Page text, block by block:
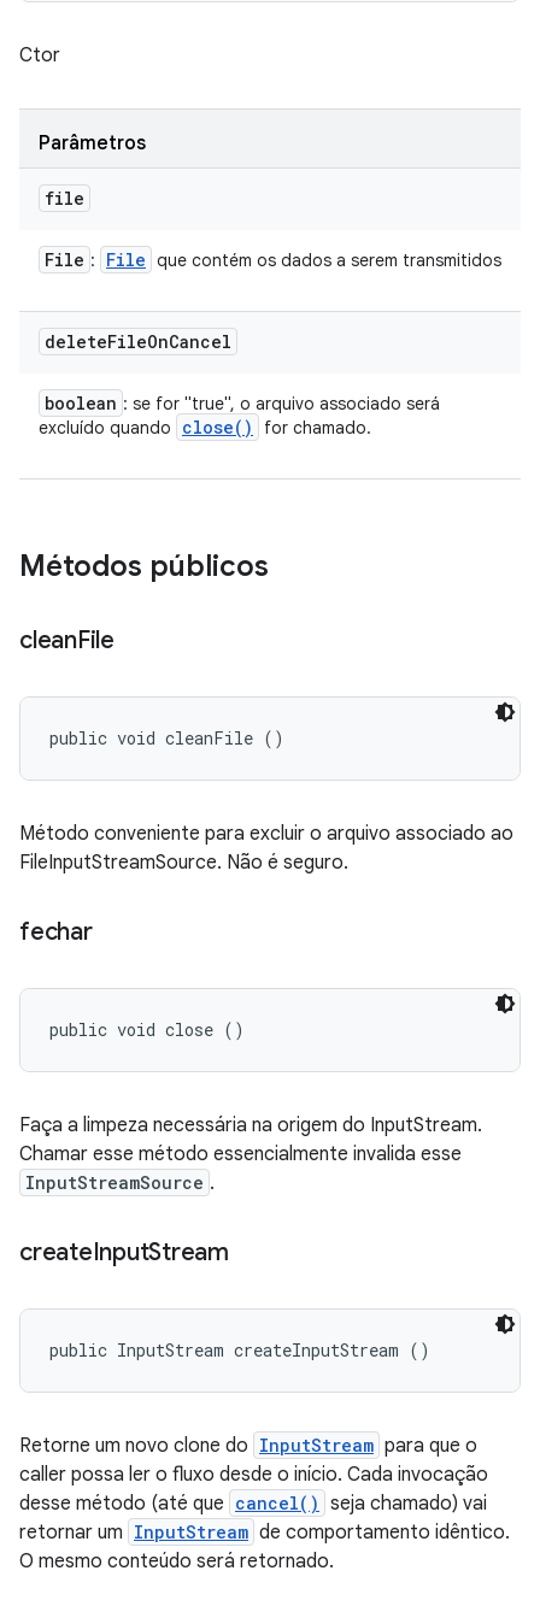
Ctor
Parâmetros
file
File : File que contém os dados a serem transmitidos
deleteFileOnCancel
boolean : se for "true", o arquivo associado será
excluído quando
close( ) for chamado.
Métodos públicos
cleanFile
public void cleanFile ()
Método conveniente para excluir o arquivo associado ao
FileInputStreamSource. Não é seguro.
fechar
public void close ()
Faça a limpeza necessária na origem do InputStream.
Chamar esse método essencialmente invalida esse
InputStreamSource .
createInputStream
public InputStream createInputStream ()
Retorne um novo clone do InputStream para que o
caller possa ler o fluxo desde o início. Cada invocação
desse método (até que cancel() seja chamado) vai
retornar um InputStream de comportamento idêntico.
O mesmo conteúdo será retornado.